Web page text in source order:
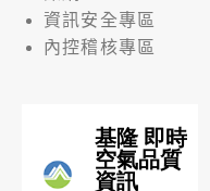
資訊安全專區
內控稽核專區